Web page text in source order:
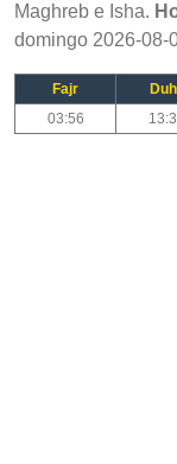
Maghreb e Isha.
domingo 2026-08-
Fajr
03:56